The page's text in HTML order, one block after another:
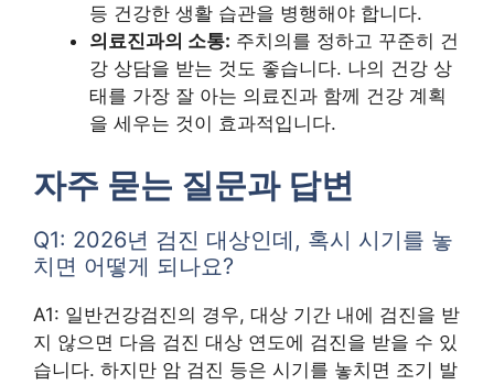
등 건강한 생활 습관을 병행해야 합니다.
의료진과의 소통: 주치의를 정하고 꾸준히 건
강 상담을 받는 것도 좋습니다. 나의 건강 상
태를 가장 잘 아는 의료진과 함께 건강 계획
을 세우는 것이 효과적입니다.
자주 묻는 질문과 답변
Q1: 2026년 검진 대상인데, 혹시 시기를 놓
치면 어떻게 되나요?
A1: 일반건강검진의 경우, 대상 기간 내에 검진을 받
지 않으면 다음 검진 대상 연도에 검진을 받을 수 있
습니다. 하지만 암 검진 등은 시기를 놓치면 조기 발